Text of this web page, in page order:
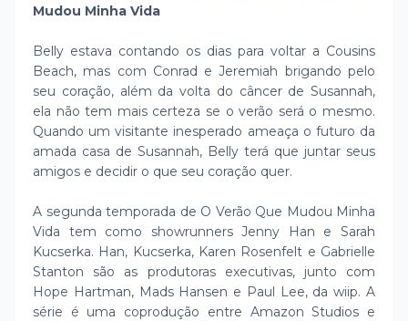
Mudou Minha Vida
Belly estava contando os dias para voltar a Cousins
Beach, mas com Conrad e Jeremiah brigando pelo
seu coração, além da volta do câncer de Susannah,
ela não tem mais certeza se o verão será o mesmo.
Quando um visitante inesperado ameaça o futuro da
amada casa de Susannah, Belly terá que juntar seus
amigos e decidir o que seu coração quer.
A segunda temporada de O Verão Que Mudou Minha
Vida tem como showrunners Jenny Han e Sarah
Kucserka. Han, Kucserka, Karen Rosenfelt e Gabrielle
Stanton são as produtoras executivas, junto com
Hope Hartman, Mads Hansen e Paul Lee, da wiip. A
série é uma coprodução entre Amazon Studios e